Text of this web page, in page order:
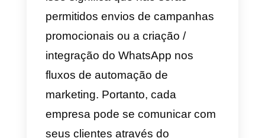
de uma conta do Facebook
Business Manager.
É importante esclarecer
imediatamente que o objetivo
dessa integração éfornecer